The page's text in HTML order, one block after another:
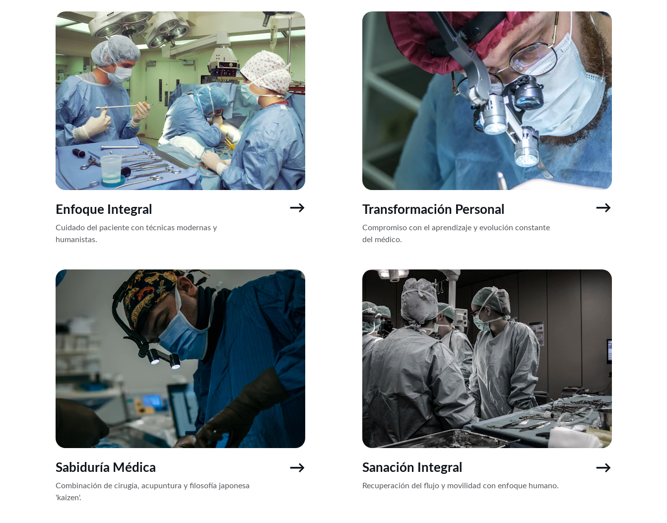
Enfoque Integral
Cuidado del paciente con técnicas modernas y
humanistas.
Transformación Personal
Compromiso con el aprendizaje y evolución constante
del médico.
Sabiduría Médica
Combinación de cirugía, acupuntura y filosofía japonesa
'kaizen'.
Sanación Integral
Recuperación del flujo y movilidad con enfoque humano.
→ →
→ →